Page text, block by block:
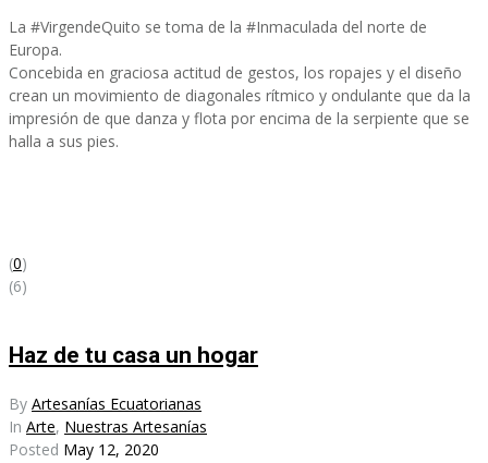
La #VirgendeQuito se toma de la #Inmaculada del norte de
Europa.
Concebida en graciosa actitud de gestos, los ropajes y el diseño
crean un movimiento de diagonales rítmico y ondulante que da la
impresión de que danza y flota por encima de la serpiente que se
halla a sus pies.
(0)
(6)
Haz de tu casa un hogar
By Artesanías Ecuatorianas
In Arte, Nuestras Artesanías
Posted May 12, 2020